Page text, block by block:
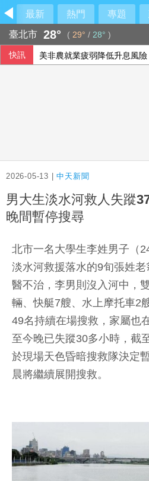
最新 熱門 專題
臺北市 28° ( 29° / 28° )
快訊 美非農就業疲弱降低升息風
2026-05-13 |中天新聞
男大生淡水河救人失蹤
晚間暫停搜尋
北市一名大學生李姓男子（
淡水河救援落水的9旬張姓
醫不治，李男則沒入河中，
輛、快艇7艘、水上摩托車2
49名持續在場搜救，家屬也
至今晚已失蹤30多小時，截
於現場天色昏暗搜救隊決定
晨將繼續展開搜救。